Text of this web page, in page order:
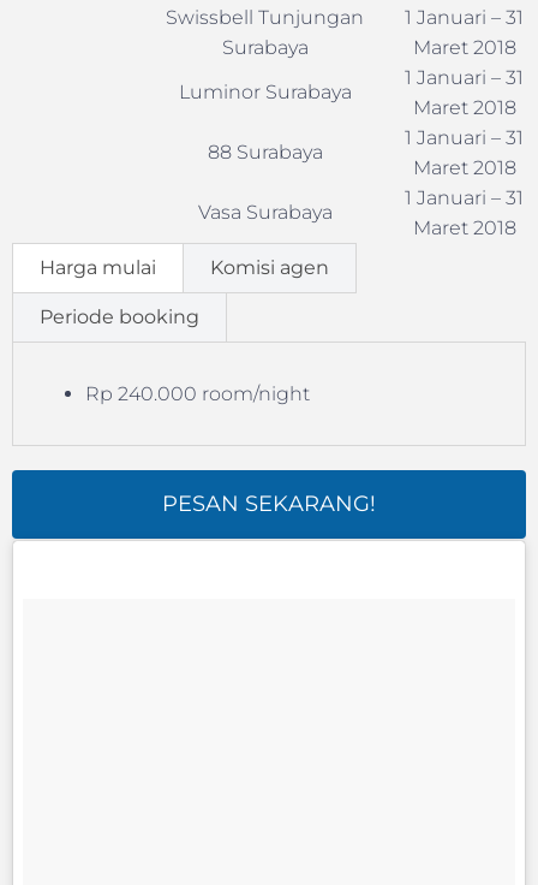
Swissbell Tunjungan
Surabaya
1 Januari – 31
Maret 2018
Luminor Surabaya
1 Januari – 31
Maret 2018
88 Surabaya
1 Januari – 31
Maret 2018
Vasa Surabaya
1 Januari – 31
Maret 2018
Harga mulai
Komisi agen
Periode booking
Rp 240.000 room/night
PESAN SEKARANG!